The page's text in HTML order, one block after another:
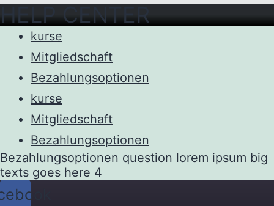
HELP CENTER
kurse
Mitgliedschaft
Bezahlungsoptionen
kurse
Mitgliedschaft
Bezahlungsoptionen
Bezahlungsoptionen question lorem ipsum big
texts goes here 4